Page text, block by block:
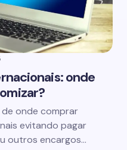
onde
onde comprar
evitando pagar
outros encargos…